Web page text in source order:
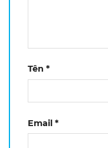
Tên *
Email *